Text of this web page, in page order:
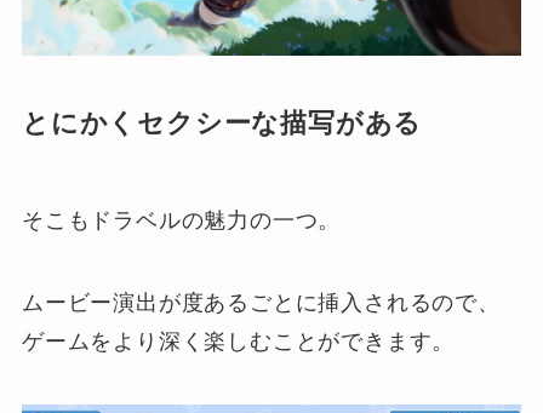
とにかくセクシーな描写がある
そこもドラベルの魅力の一つ。
ムービー演出が度あるごとに挿入されるので、
ゲームをより深く楽しむことができます。